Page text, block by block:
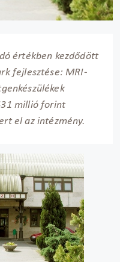
értékben kezdődött
fejlesztése: MRI-
millió forint
el az intézmény.